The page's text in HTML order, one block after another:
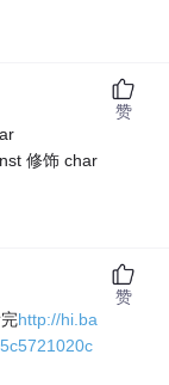
修饰 char
赞
http://hi.ba
赞